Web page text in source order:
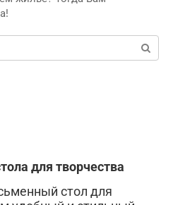
для творчества
стол для